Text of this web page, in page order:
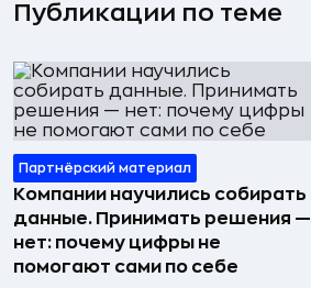
Публикации по теме
Партнёрский материал
Компании научились собирать
данные. Принимать решения —
нет: почему цифры не
помогают сами по себе